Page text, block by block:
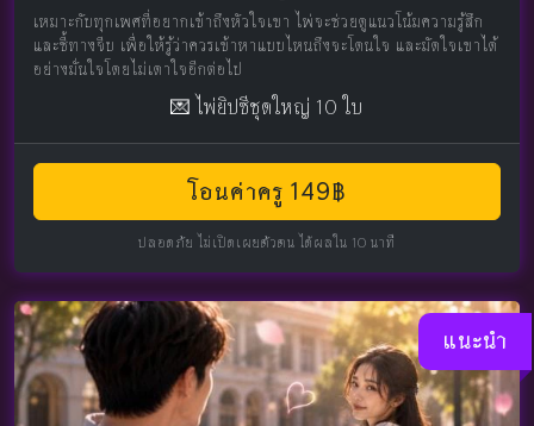
เหมาะกับทุกเพศที่อยากเข้าถึงหัวใจเขา ไพ่จะช่วยดูแนวโน้มความรู้สึก
และชี้ทางจีบ เพื่อให้รู้ว่าควรเข้าหาแบบไหนถึงจะโดนใจ และมัดใจเขาได้
อย่างมั่นใจโดยไม่เดาใจอีกต่อไป
💌 ไพ่ยิปซีชุดใหญ่ 10 ใบ
โอนค่าครู 149฿
ปลอดภัย ไม่เปิดเผยตัวตน ได้ผลใน 10 นาที
แนะนำ